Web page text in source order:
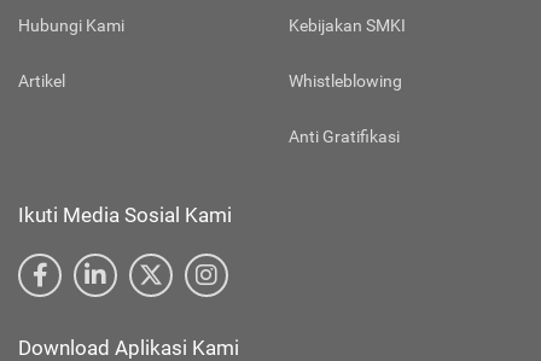
Hubungi Kami
Artikel
Kebijakan SMKI
Whistleblowing
Anti Gratifikasi
Ikuti Media Sosial Kami
Download Aplikasi Kami